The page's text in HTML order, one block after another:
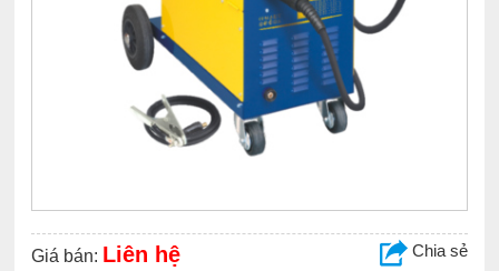
Giá bán: Liên hệ Chia sẻ